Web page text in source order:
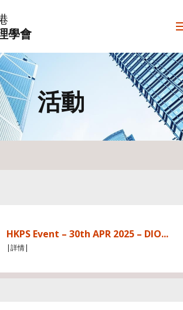
學會
活動
HKPS Event – 30th APR 2025 – DIO...
|詳情|